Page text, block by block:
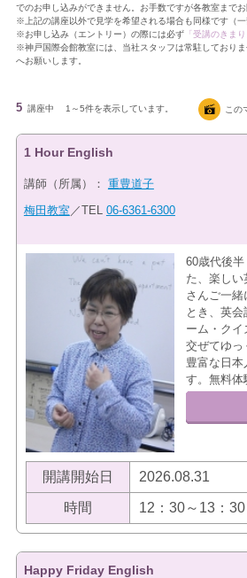
でのお申し込みができません。お手数ですが各教室までお
※上記の講座以外で見学を希望される場合も同様です（一
※お申し込み（エントリー）の際には必ず「受講のきまり
※神戸国際会館教室には、当社スタッフは常駐しており
へお願いします。
5 講座中 1～5件を表示しています。 この
1 Hour English
講師（所属）： 重豊道子
梅田教室 ／TEL 06-6361-6300
60歳代後
た、楽しい
さんご一緒
とき、英
ーム・クイ
交ぜてゆっ
豊富な日本
す。無料体
開講開始日 2026.08.31
時間 12：30～13：30
Happy Friday English